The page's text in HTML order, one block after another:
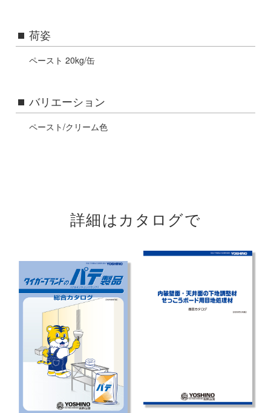
荷姿
ペースト 20kg/缶
バリエーション
ペースト/クリーム色
詳細はカタログで